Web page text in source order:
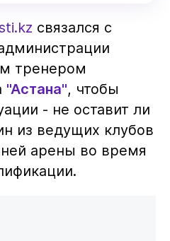
связался с
тренером
"Астана", чтобы
- не оставит ли
из ведущих клубов
арены во время